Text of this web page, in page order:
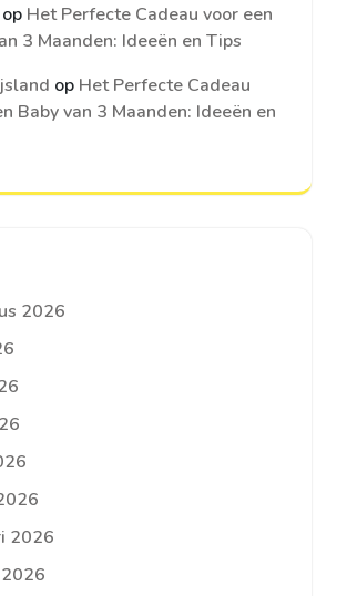
op Het Perfecte Cadeau voor een
3 Maanden: Ideeën en Tips
op Het Perfecte Cadeau
Baby van 3 Maanden: Ideeën en
2026
2026